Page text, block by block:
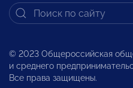
© 2023 Общероссийская
и среднего
Все права защищены.